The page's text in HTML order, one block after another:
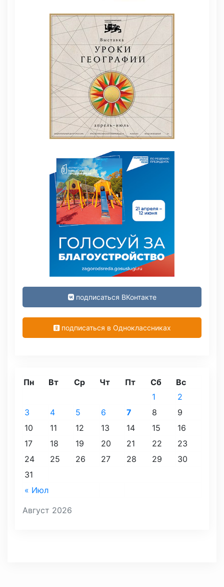
подписаться ВКонтакте
подписаться в Одноклассниках
Август 2026
Пн Вт Ср Чт Пт Сб Вс
« Июл
1
2
3
4 5 6 7 8
9
10
11 12 13 14 15
16
17
18 19 20 21 22
23
24
25 26 27 28 29
30
31